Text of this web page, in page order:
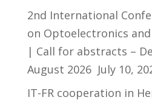
2nd International
on Optoelectronics
| Call for abstracts –
August 2026 July 10,
IT-FR cooperation in